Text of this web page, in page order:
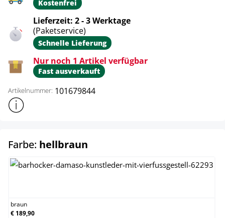
Kostenfrei
Lieferzeit: 2 - 3 Werktage
(Paketservice)
Schnelle Lieferung
Nur noch 1 Artikel verfügbar
Fast ausverkauft
Artikelnummer: 101679844
Weitere Produktinformationen anzeigen
Farbe: hellbraun
braun
€ 189,90